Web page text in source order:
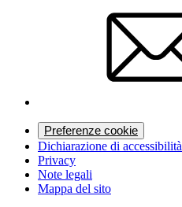
Preferenze cookie
Dichiarazione di accessibilità
Privacy
Note legali
Mappa del sito